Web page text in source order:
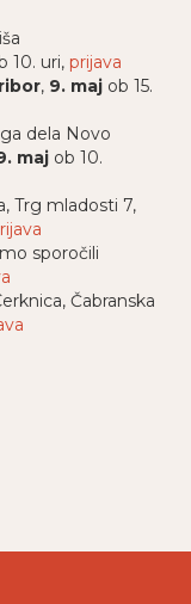
10. uri, prijava
, 9. maj ob 15.
dela Novo
maj ob 10.
Trg mladosti 7,
sporočili
Čabranska